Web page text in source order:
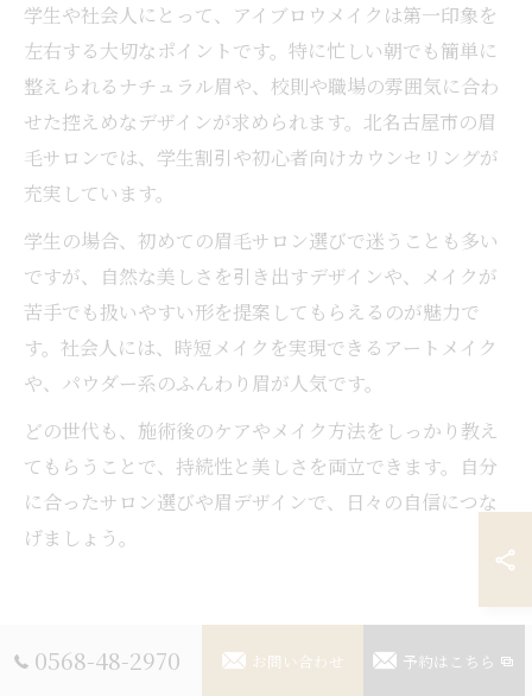
学生や社会人にとって、アイブロウメイクは第一印象を
左右する大切なポイントです。特に忙しい朝でも簡単に
整えられるナチュラル眉や、校則や職場の雰囲気に合わ
せた控えめなデザインが求められます。北名古屋市の眉
毛サロンでは、学生割引や初心者向けカウンセリングが
充実しています。
学生の場合、初めての眉毛サロン選びで迷うことも多い
ですが、自然な美しさを引き出すデザインや、メイクが
苦手でも扱いやすい形を提案してもらえるのが魅力で
す。社会人には、時短メイクを実現できるアートメイク
や、パウダー系のふんわり眉が人気です。
どの世代も、施術後のケアやメイク方法をしっかり教え
てもらうことで、持続性と美しさを両立できます。自分
に合ったサロン選びや眉デザインで、日々の自信につな
げましょう。
メンズも安心の北名古屋市アイブ
0568-48-2970 お問い合わせ 予約はこちら